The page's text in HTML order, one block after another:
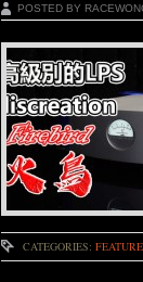
POSTED BY
CATEGORIES: FEATURE